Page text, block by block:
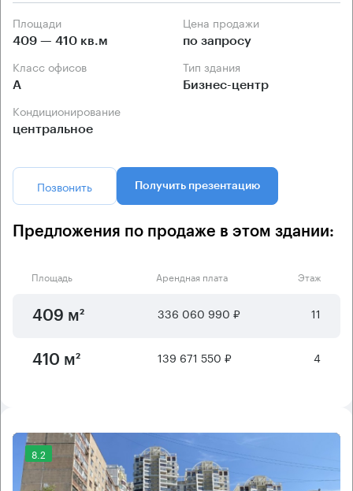
Площади
409 — 410 кв.м
Цена продажи
по запросу
Класс офисов
А
Тип здания
Бизнес-центр
Кондиционирование
центральное
Позвонить Получить презентацию
Предложения по продаже в этом здании:
Площадь Арендная плата Этаж
409 м² 336 060 990 ₽ 11
410 м² 139 671 550 ₽ 4
8.2